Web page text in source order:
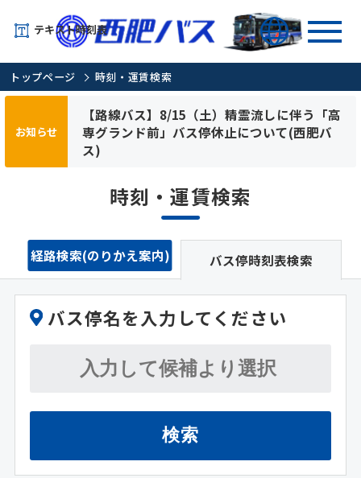
テキスト時刻表
トップページ 時刻・運賃検索
お知らせ
【路線バス】8/15（土）精霊流しに伴う「高
専グランド前」バス停休止について(西肥バ
ス)
時刻・運賃検索
経路検索(のりかえ案内) バス停時刻表検索
バス停名を入力してください
検索